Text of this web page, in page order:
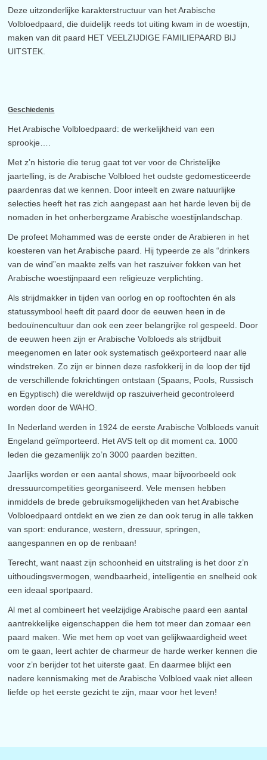
Deze uitzonderlijke karakterstructuur van het Arabische
Volbloedpaard, die duidelijk reeds tot uiting kwam in de woestijn,
maken van dit paard HET VEELZIJDIGE FAMILIEPAARD BIJ
UITSTEK.
Geschiedenis
Het Arabische Volbloedpaard: de werkelijkheid van een
sprookje….
Met z’n historie die terug gaat tot ver voor de Christelijke
jaartelling, is de Arabische Volbloed het oudste gedomesticeerde
paardenras dat we kennen. Door inteelt en zware natuurlijke
selecties heeft het ras zich aangepast aan het harde leven bij de
nomaden in het onherbergzame Arabische woestijnlandschap.
De profeet Mohammed was de eerste onder de Arabieren in het
koesteren van het Arabische paard. Hij typeerde ze als “drinkers
van de wind”en maakte zelfs van het raszuiver fokken van het
Arabische woestijnpaard een religieuze verplichting.
Als strijdmakker in tijden van oorlog en op rooftochten én als
statussymbool heeft dit paard door de eeuwen heen in de
bedouïnencultuur dan ook een zeer belangrijke rol gespeeld. Door
de eeuwen heen zijn er Arabische Volbloeds als strijdbuit
meegenomen en later ook systematisch geëxporteerd naar alle
windstreken. Zo zijn er binnen deze rasfokkerij in de loop der tijd
de verschillende fokrichtingen ontstaan (Spaans, Pools, Russisch
en Egyptisch) die wereldwijd op raszuiverheid gecontroleerd
worden door de WAHO.
In Nederland werden in 1924 de eerste Arabische Volbloeds vanuit
Engeland geïmporteerd. Het AVS telt op dit moment ca. 1000
leden die gezamenlijk zo’n 3000 paarden bezitten.
Jaarlijks worden er een aantal shows, maar bijvoorbeeld ook
dressuurcompetities georganiseerd. Vele mensen hebben
inmiddels de brede gebruiksmogelijkheden van het Arabische
Volbloedpaard ontdekt en we zien ze dan ook terug in alle takken
van sport: endurance, western, dressuur, springen,
aangespannen en op de renbaan!
Terecht, want naast zijn schoonheid en uitstraling is het door z’n
uithoudingsvermogen, wendbaarheid, intelligentie en snelheid ook
een ideaal sportpaard.
Al met al combineert het veelzijdige Arabische paard een aantal
aantrekkelijke eigenschappen die hem tot meer dan zomaar een
paard maken. Wie met hem op voet van gelijkwaardigheid weet
om te gaan, leert achter de charmeur de harde werker kennen die
voor z’n berijder tot het uiterste gaat. En daarmee blijkt een
nadere kennismaking met de Arabische Volbloed vaak niet alleen
liefde op het eerste gezicht te zijn, maar voor het leven!